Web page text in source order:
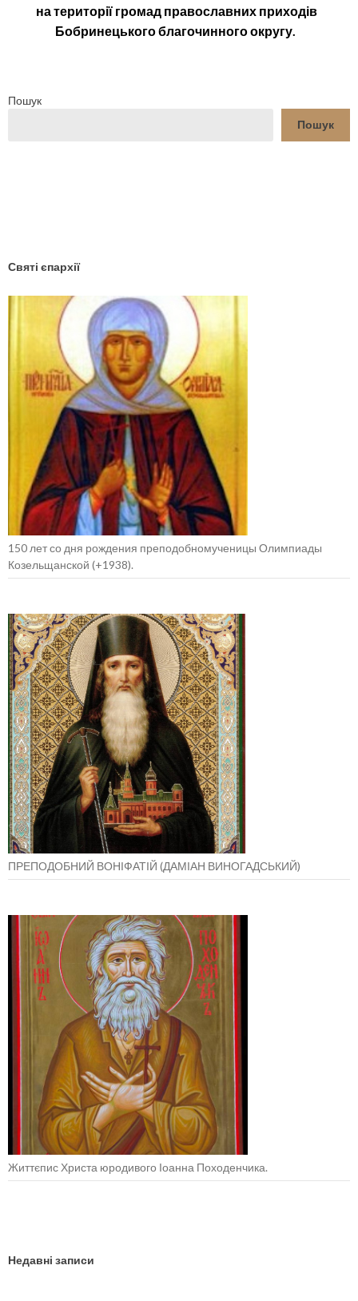
на території громад православних приходів
Бобринецького благочинного округу.
Пошук
Пошук
Святі єпархії
150 лет со дня рождения преподобномученицы Олимпиады
Козельщанской (+1938).
ПРЕПОДОБНИЙ ВОНІФАТІЙ (ДАМІАН ВИНОГАДСЬКИЙ)
Життєпис Христа юродивого Іоанна Походенчика.
Недавні записи